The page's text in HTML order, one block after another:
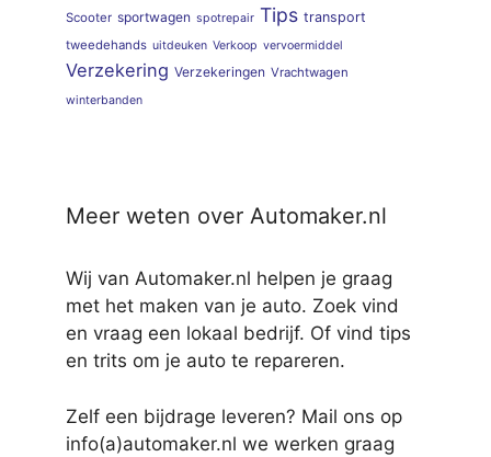
Scooter sportwagen spotrepair Tips transport
tweedehands uitdeuken Verkoop vervoermiddel
Verzekering Verzekeringen Vrachtwagen
winterbanden
Meer weten over Automaker.nl
Wij van Automaker.nl helpen je graag
met het maken van je auto. Zoek vind
en vraag een lokaal bedrijf. Of vind tips
en trits om je auto te repareren.
Zelf een bijdrage leveren? Mail ons op
info(a)automaker.nl we werken graag